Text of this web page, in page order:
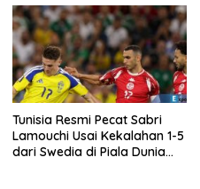
Tunisia Resmi Pecat Sabri
Lamouchi Usai Kekalahan 1-5
dari Swedia di Piala Dunia